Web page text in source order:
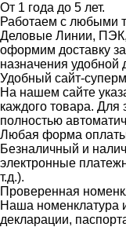
От 1 года до 5 лет.
Работаем с любыми
Деловые Линии,
оформим доставку
назначения удобной
Удобный сайт-
На нашем сайте
каждого товара. Для
полностью
Любая форма
Безналичный и
электронные
т.д.).
Проверенная
Наша номенклатура
декларации,